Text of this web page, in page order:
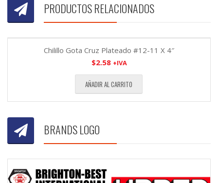
PRODUCTOS RELACIONADOS
Chilillo Gota Cruz Plateado #12-11 X 4″
$2.58 +IVA
AÑADIR AL CARRITO
BRANDS LOGO